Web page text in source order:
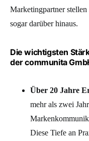
Marketingpartner
sogar darüber hinaus.
Die wichtigsten
der communita
Über 20 Jahre
mehr als zwei
Diese Tiefe an